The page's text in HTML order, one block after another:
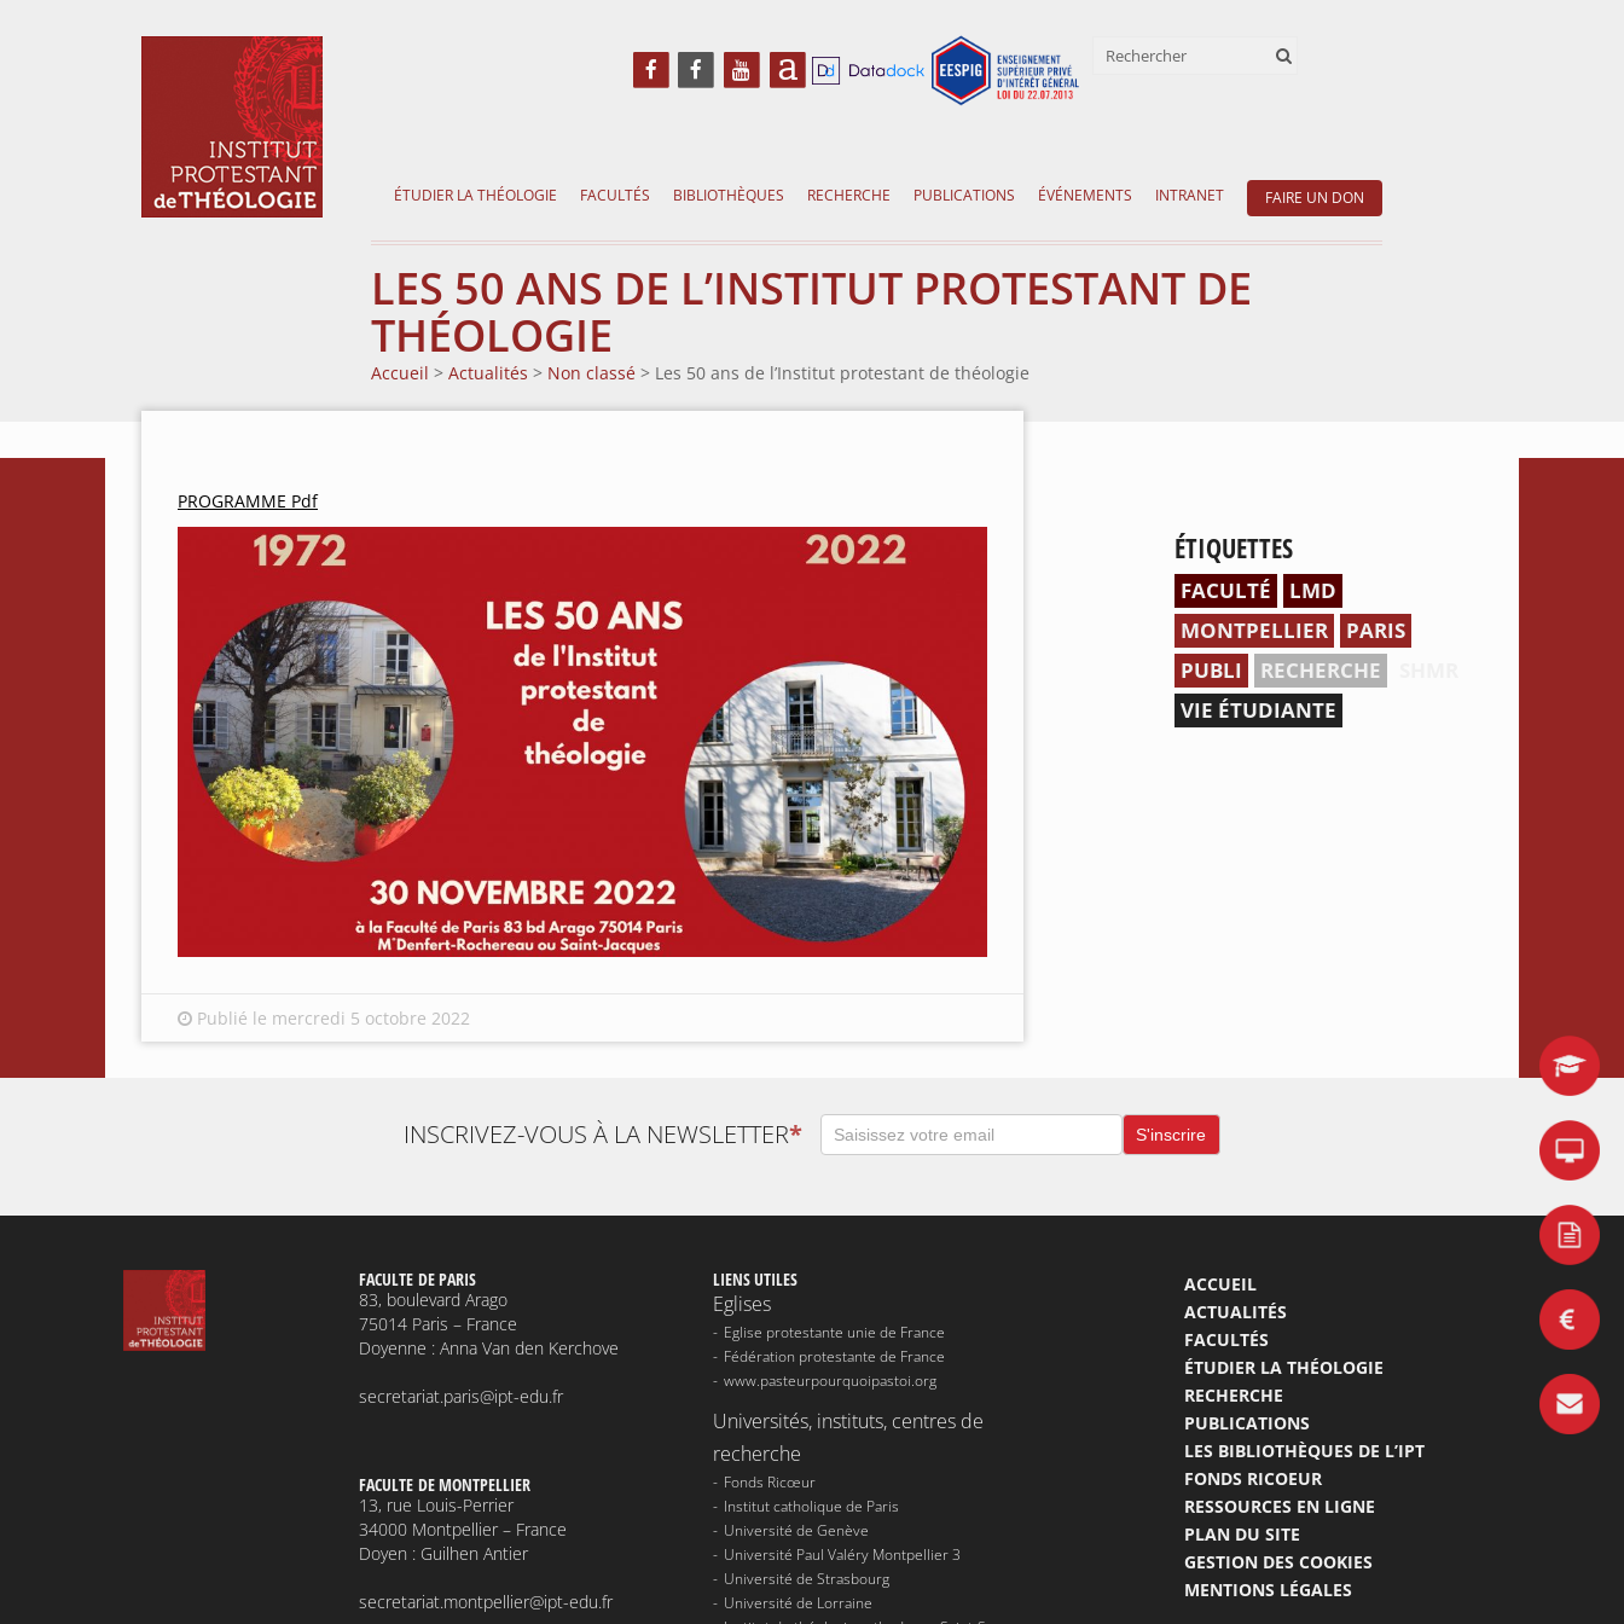
a
ÉTUDIER LA THÉOLOGIE FACULTÉS BIBLIOTHÈQUES RECHERCHE PUBLICATIONS ÉVÉNEMENTS INTRANET FAIRE UN DON
LES 50 ANS DE L’INSTITUT PROTESTANT DE
THÉOLOGIE
Accueil > Actualités > Non classé > Les 50 ans de l’Institut protestant de théologie
PROGRAMME Pdf
Publié le mercredi 5 octobre 2022
ÉTIQUETTES
FACULTÉ
LMD
MONTPELLIER
PARIS
PUBLI
RECHERCHE
VIE ÉTUDIANTE
INSCRIVEZ-VOUS À LA NEWSLETTER*
FACULTE DE PARIS
83, boulevard Arago
75014 Paris – France
Doyenne : Anna Van den Kerchove
secretariat.paris@ipt-edu.fr
FACULTE DE MONTPELLIER
13, rue Louis-Perrier
34000 Montpellier – France
Doyen : Guilhen Antier
secretariat.montpellier@ipt-edu.fr
LIENS UTILES
Eglises
Eglise protestante unie de France
Fédération protestante de France
www.pasteurpourquoipastoi.org
Universités, instituts, centres de
recherche
Fonds Ricœur
Institut catholique de Paris
Université de Genève
Université Paul Valéry Montpellier 3
Université de Strasbourg
Université de Lorraine
ACCUEIL
ACTUALITÉS
FACULTÉS
ÉTUDIER LA THÉOLOGIE
RECHERCHE
PUBLICATIONS
LES BIBLIOTHÈQUES DE L’IPT
FONDS RICOEUR
RESSOURCES EN LIGNE
PLAN DU SITE
GESTION DES COOKIES
MENTIONS LÉGALES